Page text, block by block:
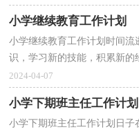
小学继续教育工作计划
小学继续教育工作计划时间
识，学习新的技能，积累新
的计划是什么样的呢？下面是
2024-04-07
小学下期班主任工作计划
小学下期班主任工作计划日